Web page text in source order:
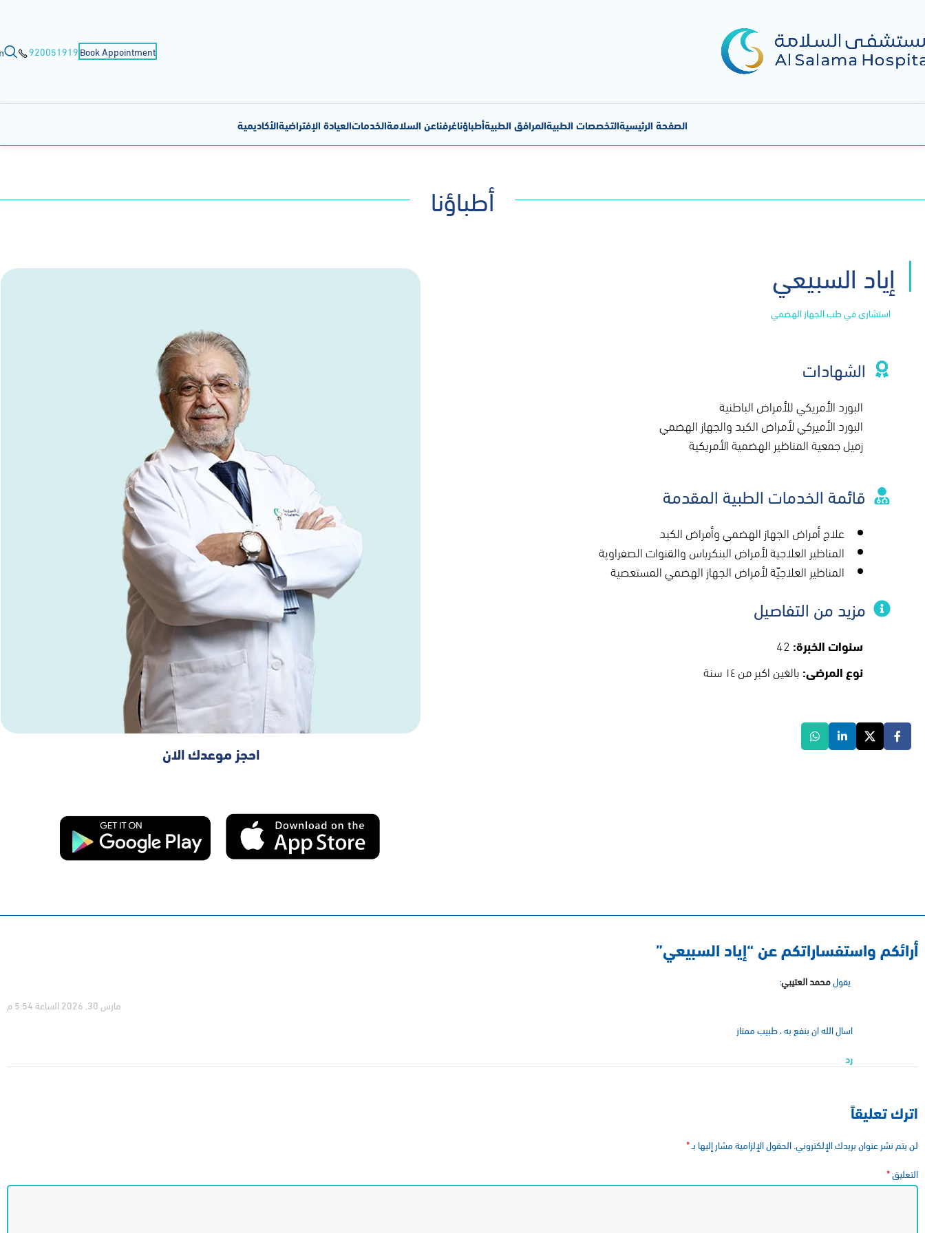
Book Appointment
920051919
الصفحة الرئيسيةالتخصصات الطبيةالمرافق الطبيةأطباؤناغرفناعن السلامةالخدماتالعيادة الإفتراضيةالأكاديمية
أطباؤنا
إياد السبيعي
استشاري في طب الجهاز الهضمي
الشهادات
البورد الأمريكي للأمراض الباطنية
البورد الأميركي لأمراض الكبد والجهاز الهضمي
زميل جمعية المناظير الهضمية الأمريكية
قائمة الخدمات الطبية المقدمة
علاج أمراض الجهاز الهضمي وأمراض الكبد
المناظير العلاجية لأمراض البنكرياس والقنوات الصفراوية
المناظير العلاجيّة لأمراض الجهاز الهضمي المستعصية
مزيد من التفاصيل
سنوات الخبرة: 42
نوع المرضى:بالغين اكبر من ١٤ سنة
احجز موعدك الان
أرائكم واستفساراتكم عن “إياد السبيعي”
يقولمحمد العتيبي:
مارس 30, 2026 الساعة 5:54 م
اسال الله ان بنفع به ، طبيب ممتاز
رد
اترك تعليقاً
لن يتم نشر عنوان بريدك الإلكتروني. الحقول الإلزامية مشار إليها بـ *
التعليق*